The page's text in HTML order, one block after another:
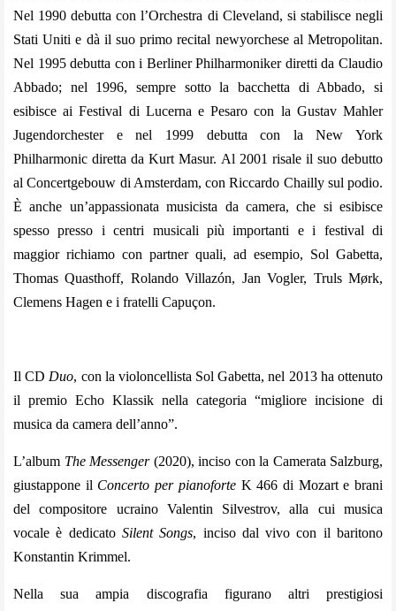
Nel 1990 debutta con l’Orchestra di Cleveland, si stabilisce negli
Stati Uniti e dà il suo primo recital newyorchese al Metropolitan.
Nel 1995 debutta con i Berliner Philharmoniker diretti da Claudio
Abbado; nel 1996, sempre sotto la bacchetta di Abbado, si
esibisce ai Festival di Lucerna e Pesaro con la Gustav Mahler
Jugendorchester e nel 1999 debutta con la New York
Philharmonic diretta da Kurt Masur. Al 2001 risale il suo debutto
al Concertgebouw di Amsterdam, con Riccardo Chailly sul podio.
È anche un’appassionata musicista da camera, che si esibisce
spesso presso i centri musicali più importanti e i festival di
maggior richiamo con partner quali, ad esempio, Sol Gabetta,
Thomas Quasthoff, Rolando Villazón, Jan Vogler, Truls Mørk,
Clemens Hagen e i fratelli Capuçon.
Il CD Duo, con la violoncellista Sol Gabetta, nel 2013 ha ottenuto
il premio Echo Klassik nella categoria “migliore incisione di
musica da camera dell’anno”.
L’album The Messenger (2020), inciso con la Camerata Salzburg,
giustappone il Concerto per pianoforte K 466 di Mozart e brani
del compositore ucraino Valentin Silvestrov, alla cui musica
vocale è dedicato Silent Songs, inciso dal vivo con il baritono
Konstantin Krimmel.
Nella sua ampia discografia figurano altri prestigiosi